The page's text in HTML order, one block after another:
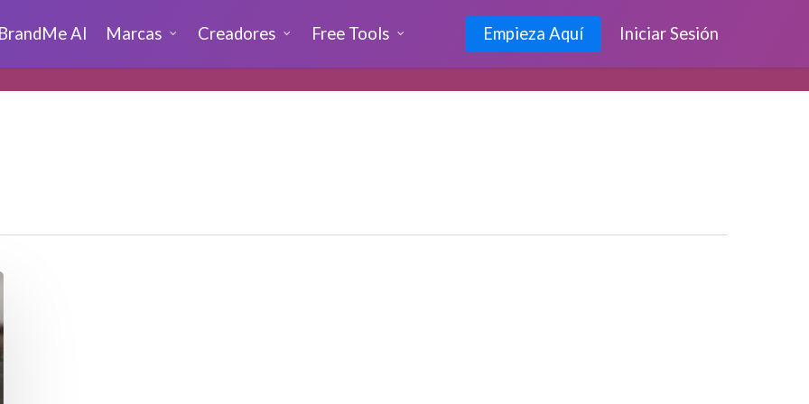
BrandMe AI Marcas Creadores Free Tools Empieza Aquí Iniciar Sesión